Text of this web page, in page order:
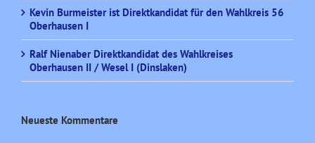
Kevin Burmeister ist Direktkandidat für den Wahlkreis 56
Oberhausen I
Ralf Nienaber Direktkandidat des Wahlkreises
Oberhausen II / Wesel I (Dinslaken)
Neueste Kommentare